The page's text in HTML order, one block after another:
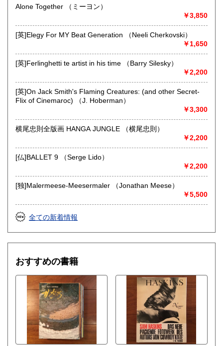
哲学宗教、美術工芸、外国文学、趣味、外国書、サブカルチ
雑誌・海外雑誌・写真集・デザイン・ファッション・映画な
ど
Alone Together （ミーヨン）
￥3,850
[英]Elegy For MY Beat Generation （Neeli Cherkovski）
￥1,650
[英]Ferlinghetti te artist in his time （Barry Silesky）
￥2,200
[英]On Jack Smith's Flaming Creatures: (and other Secret-
Flix of Cinemaroc) （J. Hoberman）
￥3,300
横尾忠則全版画 HANGA JUNGLE （横尾忠則）
￥2,200
[仏]BALLET 9 （Serge Lido）
￥2,200
[独]Malermeese-Meesermaler （Jonathan Meese）
￥5,500
全ての新着情報
おすすめの書籍